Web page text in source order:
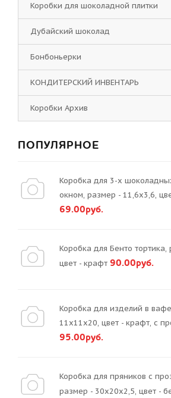
Коробки для шоколадной плитки
Дубайский шоколад
Бонбоньерки
КОНДИТЕРСКИЙ ИНВЕНТАРЬ
Коробки Архив
ПОПУЛЯРНОЕ
Коробка для 3-х
окном, размер - 11,6х3,6,
69.00руб.
Коробка для Бенто
цвет - крафт 90.00руб.
Коробка для изделий в
11х11х20, цвет - крафт, с
95.00руб.
Коробка для пряников с
размер - 30х20х2,5, цвет -